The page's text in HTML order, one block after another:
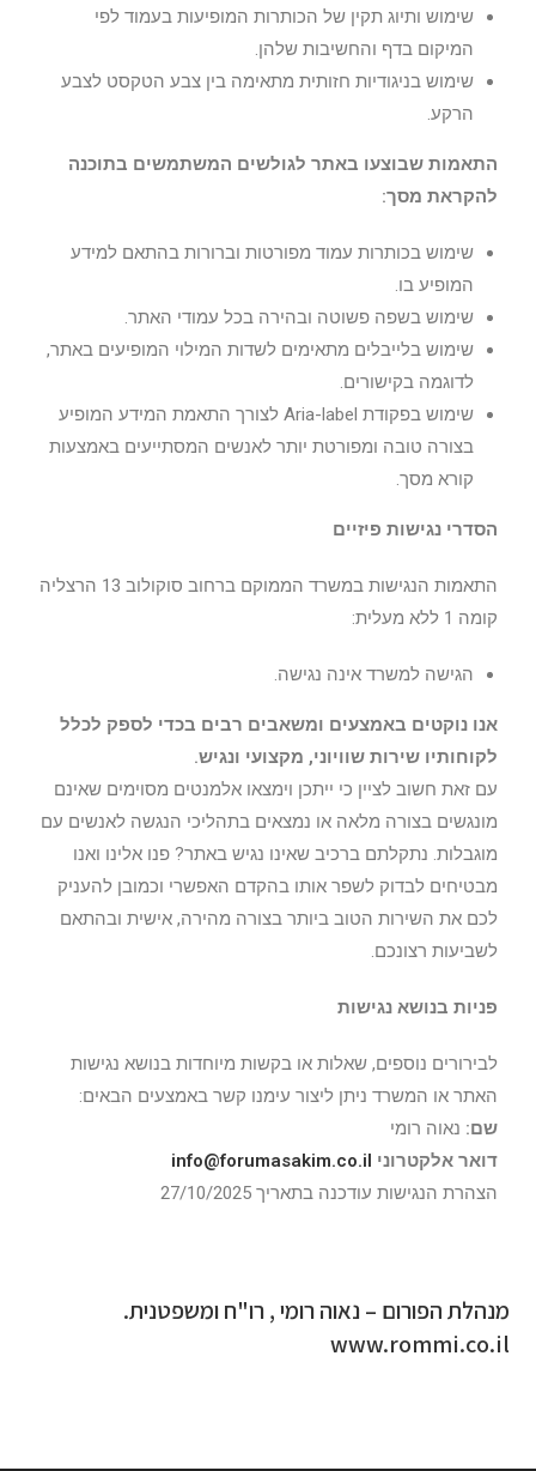
שימוש ותיוג תקין של הכותרות המופיעות בעמוד לפי
המיקום בדף והחשיבות שלהן.
שימוש בניגודיות חזותית מתאימה בין צבע הטקסט לצבע
הרקע.
התאמות שבוצעו באתר לגולשים המשתמשים בתוכנה
להקראת מסך:
שימוש בכותרות עמוד מפורטות וברורות בהתאם למידע
המופיע בו.
שימוש בשפה פשוטה ובהירה בכל עמודי האתר.
שימוש בלייבלים מתאימים לשדות המילוי המופיעים באתר,
לדוגמה בקישורים.
שימוש בפקודת Aria-label לצורך התאמת המידע המופיע
בצורה טובה ומפורטת יותר לאנשים המסתייעים באמצעות
קורא מסך.
הסדרי נגישות פיזיים
התאמות הנגישות במשרד הממוקם ברחוב סוקולוב 13 הרצליה
קומה 1 ללא מעלית:
הגישה למשרד אינה נגישה.
אנו נוקטים באמצעים ומשאבים רבים בכדי לספק לכלל
לקוחותיו שירות שוויוני, מקצועי ונגיש.
עם זאת חשוב לציין כי ייתכן וימצאו אלמנטים מסוימים שאינם
מונגשים בצורה מלאה או נמצאים בתהליכי הנגשה לאנשים עם
מוגבלות. נתקלתם ברכיב שאינו נגיש באתר? פנו אלינו ואנו
מבטיחים לבדוק לשפר אותו בהקדם האפשרי וכמובן להעניק
לכם את השירות הטוב ביותר בצורה מהירה, אישית ובהתאם
לשביעות רצונכם.
פניות בנושא נגישות
לבירורים נוספים, שאלות או בקשות מיוחדות בנושא נגישות
האתר או המשרד ניתן ליצור עימנו קשר באמצעים הבאים:
שם: נאוה רומי
דואר אלקטרוני info@forumasakim.co.il
הצהרת הנגישות עודכנה בתאריך 27/10/2025
מנהלת הפורום – נאוה רומי , רו"ח ומשפטנית.
www.rommi.co.il